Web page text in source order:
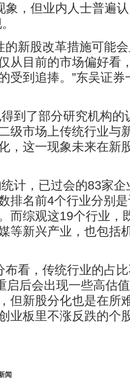
象，但业内人士普遍
的新股改革措施可能
从目前的市场偏好看
受到追捧。”东吴证
到了部分研究机构的
级市场上传统行业与
，这一现象未来在新
计，已过会的83家
排名前4个行业分别
而综观这19个行业，
等新兴产业，也包括
布看，传统行业的占
启后会出现一些高估
但新股分化也是在所
业板里不涨反跌的个
闻